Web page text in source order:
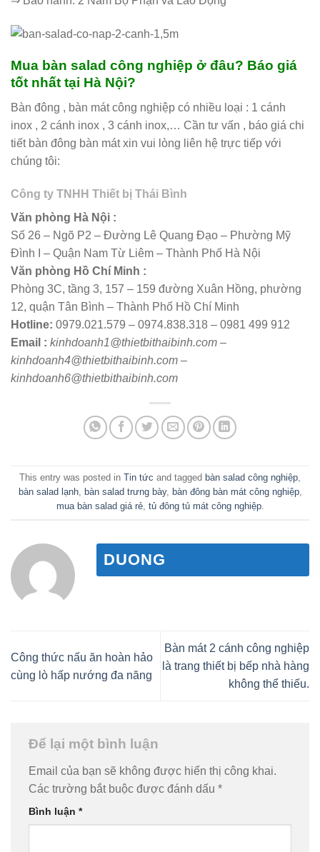
Mua bàn salad công nghiệp ở đâu? Báo giá
tốt nhất tại Hà Nội?
Bàn đông , bàn mát công nghiệp có nhiều loại : 1 cánh
inox , 2 cánh inox , 3 cánh inox,… Cần tư vấn , báo giá chi
tiết bàn đông bàn mát xin vui lòng liên hệ trực tiếp với
chúng tôi:
Công ty TNHH Thiết bị Thái Bình
Văn phòng Hà Nội :
Số 26 – Ngõ P2 – Đường Lê Quang Đạo – Phường Mỹ
Đình I – Quận Nam Từ Liêm – Thành Phố Hà Nội
Văn phòng Hồ Chí Minh :
Phòng 3C, tầng 3, 157 – 159 đường Xuân Hồng, phường
12, quận Tân Bình – Thành Phố Hồ Chí Minh
Hotline: 0979.021.579 – 0974.838.318 – 0981 499 912
Email : kinhdoanh1@thietbithaibinh.com –
kinhdoanh4@thietbithaibinh.com –
kinhdoanh6@thietbithaibinh.com
This entry was posted in Tin tức and tagged bàn salad công nghiệp,
bàn salad lạnh, bàn salad trưng bày, bàn đông bàn mát công nghiệp,
mua bàn salad giá rẻ, tủ đông tủ mát công nghiệp.
DUONG
Công thức nấu ăn hoàn hảo
cùng lò hấp nướng đa năng
Bàn mát 2 cánh công nghiệp
là trang thiết bị bếp nhà hàng
không thể thiếu.
Để lại một bình luận
Email của bạn sẽ không được hiển thị công khai.
Các trường bắt buộc được đánh dấu *
Bình luận *